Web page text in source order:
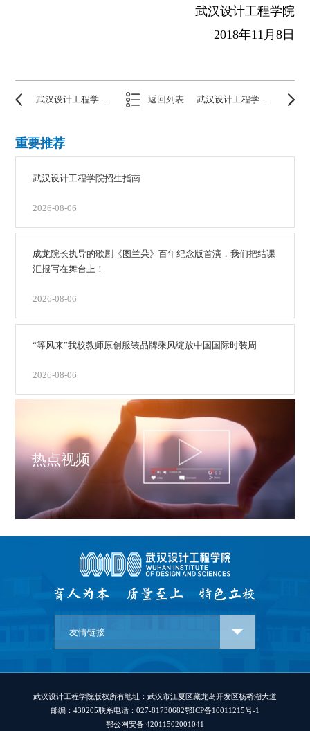
武汉设计工程学院
2018年11月8日
武汉设计工程学院成龙影视传媒学院教师招聘启事 返回列表 武汉设计工程学院辅导员招聘
重要推荐
武汉设计工程学院招生指南
2026-08-06
成龙院长执导的歌剧《图兰朵》百年纪念版首演，我们把结课
汇报写在舞台上！
2026-08-06
“等风来”我校教师原创服装品牌乘风绽放中国国际时装周
2026-08-06
热点视频
友情链接
武汉设计工程学院版权所有地址：武汉市江夏区藏龙岛开发区杨桥湖大道
邮编：430205联系电话：027-81730682鄂ICP备10011215号-1
鄂公网安备 42011502001041